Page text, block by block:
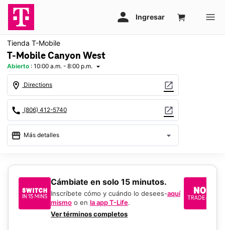
Tienda T-Mobile
T-Mobile Canyon West
Abierto : 10:00 a.m. - 8:00 p.m. arrow_drop_down
location_on Directions open_in_new
call (806) 412-5740 open_in_new
storefront Más detalles arrow_drop_down
Sáb.:10:00 a.m. a 8:00 p.m.
Dom.:
12:00 p.m. a 6:00 p.m.
Lun.: 10:00 a.m. a 8:00 p.m.
Mar.:10:00 a.m. a 8:00 p.m.
10:00 a.m. a 8:00 p.m.
​​​​​​​Cámbiate en solo 15 minutos.
Inscríbete cómo y cuándo lo desees-aquí
mismo o en la app T-Life.
Ver términos completos